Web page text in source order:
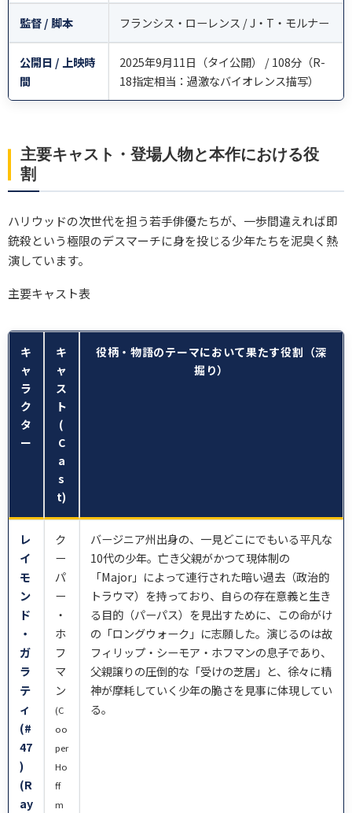
監督 / 脚本 フランシス・ローレンス / J・T・モルナー
公開日 / 上映時
間
2025年9月11日（タイ公開） / 108分（R-
18指定相当：過激なバイオレンス描写）
主要キャスト・登場人物と本作における役
割
ハリウッドの次世代を担う若手俳優たちが、一歩間違えれば即
銃殺という極限のデスマーチに身を投じる少年たちを泥臭く熱
演しています。
主要キャスト表
キ
ャ
ラ
ク
タ
ー
キ
ャ
ス
ト
(
C
a
s
t)
役柄・物語のテーマにおいて果たす役割（深
掘り）
レ
イ
モ
ン
ド
・
ガ
ラ
テ
ィ
(#
47
)
(R
ay
ク
ー
パ
ー
・
ホ
フ
マ
ン
(C
oo
per
Ho
ff
m
バージニア州出身の、一見どこにでもいる平凡な
10代の少年。亡き父親がかつて現体制の
「Major」によって連行された暗い過去（政治的
トラウマ）を持っており、自らの存在意義と生き
る目的（パーパス）を見出すために、この命がけ
の「ロングウォーク」に志願した。演じるのは故
フィリップ・シーモア・ホフマンの息子であり、
父親譲りの圧倒的な「受けの芝居」と、徐々に精
神が摩耗していく少年の脆さを見事に体現してい
る。